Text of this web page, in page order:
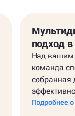
подход
Над вашим
команда
собранная
Подробнее о